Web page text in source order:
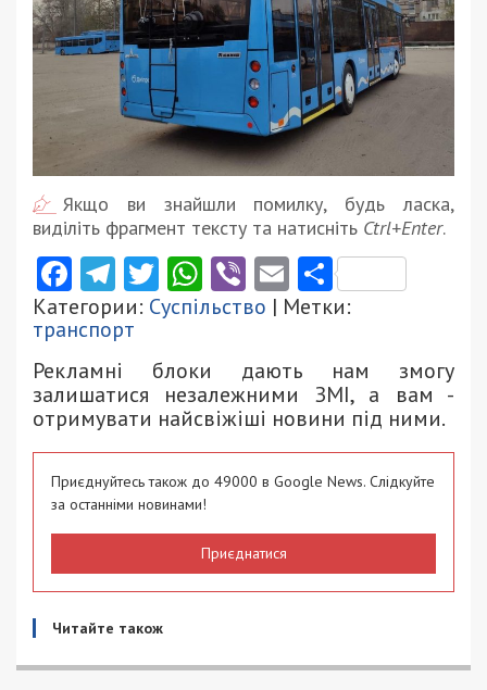
Якщо ви знайшли помилку, будь ласка,
виділіть фрагмент тексту та натисніть Ctrl+Enter.
Facebook
Telegram
Twitter
WhatsApp
ViberEmail
Категории: Суспільство | Метки:
транспорт
Рекламні блоки дають нам змогу
залишатися незалежними ЗМІ, а вам -
отримувати найсвіжіші новини під ними.
Приєднуйтесь також до 49000 в Google News. Слідкуйте
за останніми новинами!
Приєднатися
Читайте також